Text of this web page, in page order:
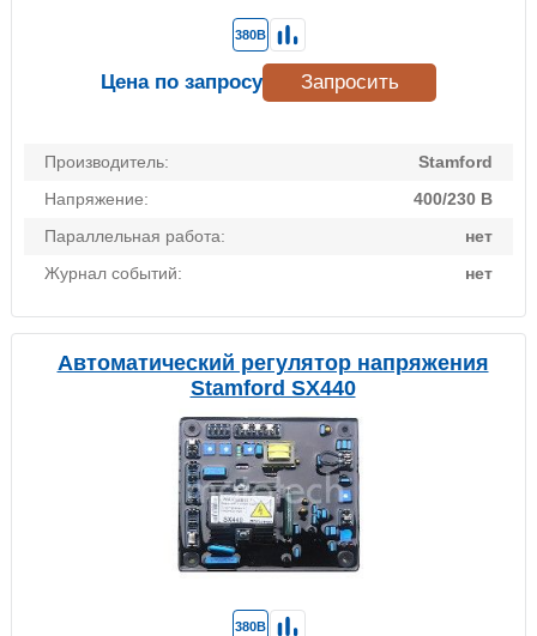
Производитель:
Stamford
Напряжение:
400/230 В
Параллельная работа:
нет
Журнал событий:
нет
380В
Цена по запросу Запросить
Автоматический регулятор напряжения
Stamford SX440
380В